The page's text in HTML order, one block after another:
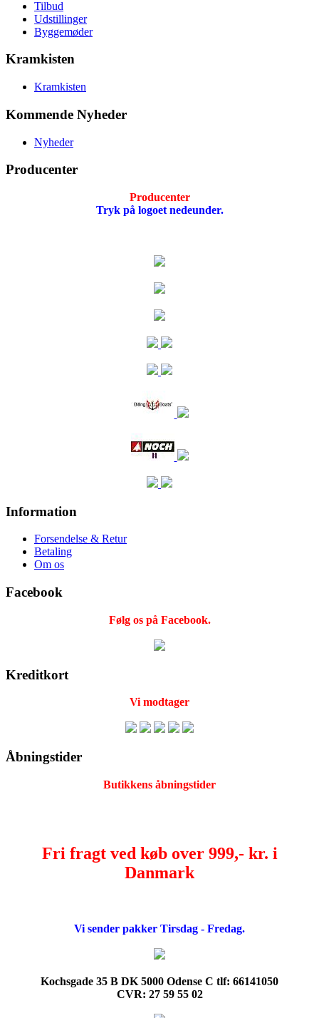
Tilbud
Udstillinger
Byggemøder
Kramkisten
Kramkisten
Kommende Nyheder
Nyheder
Producenter
Producenter
Tryk på logoet nedeunder.
Information
Forsendelse & Retur
Betaling
Om os
Facebook
Følg os på Facebook.
Kreditkort
Vi modtager
Åbningstider
Butikkens åbningstider
Fri fragt ved køb over 999,- kr. i
Danmark
Vi sender pakker Tirsdag - Fredag.
Kochsgade 35 B DK 5000 Odense C tlf: 66141050
CVR: 27 59 55 02